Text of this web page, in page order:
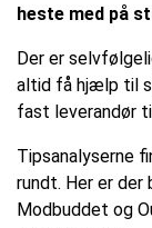
heste med på
Der er
altid få hjælp til
fast leverandør
Tipsanalyserne
rundt. Her er der
Modbuddet og